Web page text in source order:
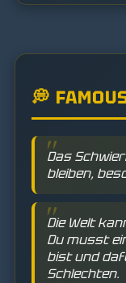
💭
Das
bleiben,
Die Welt
Du musst
bist und
Schlechten.